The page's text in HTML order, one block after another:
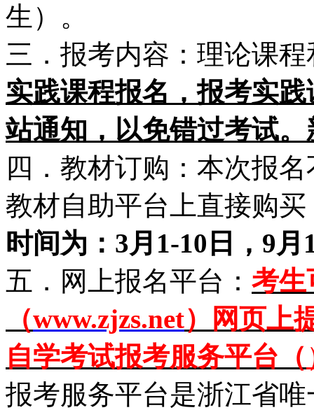
生）。
三．报考内容：理论课
实践课程报名，报考实
站通知，以免错过考试
四．教材订购：本次报
教材自助平台上直接购
时间为：3月1-10日，9月
五．网上报名平台： 考生
（www.zjzs.net）网页上
自学考试报考服务平台（
报考服务平台是浙江省